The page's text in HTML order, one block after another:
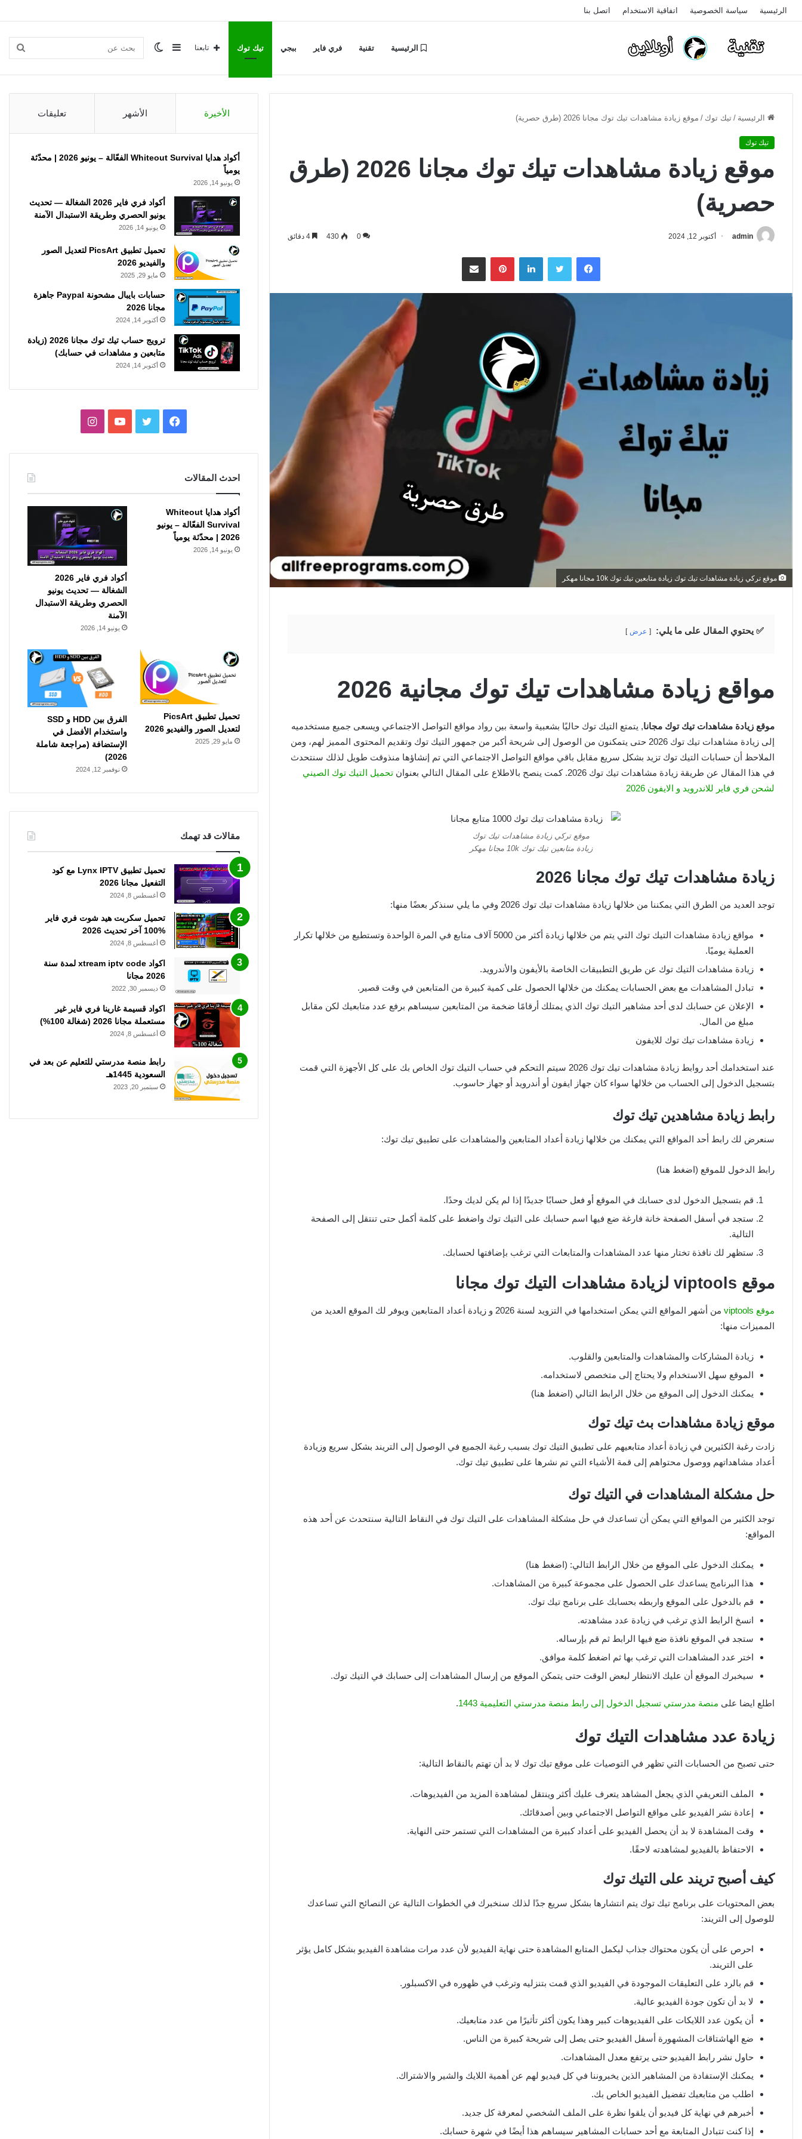
الرئيسية سياسة الخصوصية اتفاقية الاستخدام اتصل بنا
الرئيسية تقنية فري فاير ببجي تيك توك بحث الوضعإضافة
جانبي
تابعنا
الرئيسية / تيك توك / موقع زيادة مشاهدات تيك توك مجانا 2026 (طرق حصرية)
تيك توك
موقع زيادة مشاهدات تيك توك مجانا 2026 (طرق
حصرية)
admin أكتوبر 12, 2024 0
430
فيسبوك تويتر لينكدإن بينتيريستمشاركة عبر البريد
موقع تركي زيادة مشاهدات تيك توك زيادة متابعين تيك توك 10k مجانا مهكر
✅ يحتوي المقال على ما يلي: عرض
مواقع زيادة مشاهدات تيك توك مجانية 2026
موقع زيادة مشاهدات تيك توك مجانا, يتمتع التيك توك حاليًا بشعبية واسعة بين رواد مواقع التواصل الاجتماعي ويسعى جميع مستخدميه
إلى زيادة مشاهدات تيك توك 2026 حتى يتمكنون من الوصول إلى شريحة أكبر من جمهور التيك توك وتقديم المحتوى المميز لهم، ومن
الملاحظ أن حسابات التيك توك تزيد بشكل سريع مقابل باقي مواقع التواصل الاجتماعي التي تم إنشاؤها منذوقت طويل لذلك سنتحدث
في هذا المقال عن طريقة زيادة مشاهدات تيك توك 2026. كمت ينصح بالاطلاع على المقال التالي بعنوان
تحميل التيك توك الصيني
لشحن فري فاير للاندرويد و الايفون 2026
موقع تركي زيادة مشاهدات تيك توك
زيادة متابعين تيك توك 10k مجانا مهكر
زيادة مشاهدات تيك توك مجانا 2026
توجد العديد من الطرق التي يمكننا من خلالها زيادة مشاهدات تيك توك 2026 وفي ما يلي سنذكر بعضًا منها:
مواقع زيادة مشاهدات التيك توك التي يتم من خلالها زيادة أكثر من 5000 آلاف متابع في المرة الواحدة وتستطيع من خلالها تكرار
العملية يوميًا.
زيادة مشاهدات التيك توك عن طريق التطبيقات الخاصة بالأيفون والأندرويد.
تبادل المشاهدات مع بعض الحسابات يمكنك من خلالها الحصول على كمية كبيرة من المتابعين في وقت قصير.
الإعلان عن حسابك لدى أحد مشاهير التيك توك الذي يمتلك أرقامًا ضخمة من المتابعين سيساهم برفع عدد متابعيك لكن مقابل
مبلغ من المال.
زيادة مشاهدات تيك توك للايفون
عند استخدامك أحد روابط زيادة مشاهدات تيك توك 2026 سيتم التحكم في حساب التيك توك الخاص بك على كل الأجهزة التي قمت
بتسجيل الدخول إلى الحساب من خلالها سواء كان جهاز ايفون أو أندرويد أو جهاز حاسوب.
رابط زيادة مشاهدين تيك توك
سنعرض لك رابط أحد المواقع التي يمكنك من خلالها زيادة أعداد المتابعين والمشاهدات على تطبيق تيك توك:
رابط الدخول للموقع (اضغط هنا)
قم بتسجيل الدخول لدى حسابك في الموقع أو فعل حسابًا جديدًا إذا لم يكن لديك وحدًا.
ستجد في أسفل الصفحة خانة فارغة ضع فيها اسم حسابك على التيك توك واضغط على كلمة أكمل حتى تنتقل إلى الصفحة
التالية.
ستظهر لك نافذة تختار منها عدد المشاهدات والمتابعات التي ترغب بإضافتها لحسابك.
موقع viptools لزيادة مشاهدات التيك توك مجانا
موقع viptools
من أشهر المواقع التي يمكن استخدامها في التزويد لسنة 2026 و زيادة أعداد المتابعين ويوفر لك الموقع العديد من
المميزات منها:
زيادة المشاركات والمشاهدات والمتابعين والقلوب.
الموقع سهل الاستخدام ولا يحتاج إلى متخصص لاستخدامه.
يمكنك الدخول إلى الموقع من خلال الرابط التالي (اضغط هنا)
موقع زيادة مشاهدات بث تيك توك
زادت رغبة الكثيرين في زيادة أعداد متابعيهم على تطبيق التيك توك بسبب رغبة الجميع في الوصول إلى التريند بشكل سريع وزيادة
أعداد مشاهداتهم ووصول محتواهم إلى قمة الأشياء التي تم نشرها على تطبيق تيك توك.
حل مشكلة المشاهدات في التيك توك
توجد الكثير من المواقع التي يمكن أن تساعدك في حل مشكلة المشاهدات على التيك توك في النقاط التالية سنتحدث عن أحد هذه
المواقع:
يمكنك الدخول على الموقع من خلال الرابط التالي: (اضغط هنا)
هذا البرنامج يساعدك على الحصول على مجموعة كبيرة من المشاهدات.
قم بالدخول على الموقع واربطه بحسابك على برنامج تيك توك.
انسخ الرابط الذي ترغب في زيادة عدد مشاهدته.
ستجد في الموقع نافذة ضع فيها الرابط ثم قم بإرساله.
اختر عدد المشاهدات التي ترغب بها ثم اضغط كلمة موافق.
سيخبرك الموقع أن عليك الانتظار لبعض الوقت حتى يتمكن الموقع من إرسال المشاهدات إلى حسابك في التيك توك.
اطلع ايضا على منصة مدرستي تسجيل الدخول إلى رابط منصة مدرستي التعليمية 1443 .
زيادة عدد مشاهدات التيك توك
حتى تصبح من الحسابات التي تظهر في التوصيات على موقع تيك توك لا بد أن تهتم بالنقاط التالية:
الملف التعريفي الذي يجعل المشاهد يتعرف عليك أكثر وينتقل لمشاهدة المزيد من الفيديوهات.
إعادة نشر الفيديو على مواقع التواصل الاجتماعي وبين أصدقائك.
وقت المشاهدة لا بد أن يحصل الفيديو على أعداد كبيرة من المشاهدات التي تستمر حتى النهاية.
الاحتفاظ بالفيديو لمشاهدته لاحقًا.
كيف أصبح تريند على التيك توك
بعض المحتويات على برنامج تيك توك يتم انتشارها بشكل سريع جدًا لذلك سنخبرك في الخطوات التالية عن النصائح التي تساعدك
للوصول إلى التريند:
احرص على أن يكون محتواك جذاب ليكمل المتابع المشاهدة حتى نهاية الفيديو لأن عدد مرات مشاهدة الفيديو بشكل كامل يؤثر
على التريند.
قم بالرد على التعليقات الموجودة في الفيديو الذي قمت بتنزليه وترغب في ظهوره في الاكسبلور.
لا بد أن تكون جودة الفيديو عالية.
أن يكون عدد اللايكات على الفيديوهات كبير وهذا يكون أكثر تأثيرًا من عدد متابعيك.
ضع الهاشتاقات المشهورة أسفل الفيديو حتى يصل إلى شريحة كبيرة من الناس.
حاول نشر رابط الفيديو حتى يرتفع معدل المشاهدات.
يمكنك الإستفادة من المشاهير الذين يخبروننا في كل فيديو لهم عن أهمية اللايك والشير والاشتراك.
اطلب من متابعيك تفضيل الفيديو الخاص بك.
أخبرهم في نهاية كل فيديو أن يلقوا نظرة على الملف الشخصي لمعرفة كل جديد.
إذا كنت تتبادل المتابعة مع أحد حسابات المشاهير سيساهم هذا أيضًا في شهرة حسابك.
الأخيرة الأشهر تعليقات
أكواد هدايا Whiteout Survival الفعّالة – يونيو 2026 | محدّثة
يومياً
يونيو 14, 2026
أكواد فري فاير 2026 الشغالة — تحديث
يونيو الحصري وطريقة الاستبدال الآمنة
يونيو 14, 2026
تحميل تطبيق PicsArt لتعديل الصور
والفيديو 2026
مايو 29, 2025
حسابات بايبال مشحونة Paypal جاهزة
مجانا 2026
أكتوبر 14, 2024
ترويج حساب تيك توك مجانا 2026 (زيادة
متابعين و مشاهدات في حسابك)
أكتوبر 14, 2024
فيسبوكتويتر يوتيوبانستقرام
احدث المقالات
أكواد هدايا Whiteout
Survival الفعّالة – يونيو
2026 | محدّثة يومياً
يونيو 14, 2026
أكواد فري فاير 2026
الشغالة — تحديث يونيو
الحصري وطريقة الاستبدال
الآمنة
يونيو 14, 2026
تحميل تطبيق PicsArt
لتعديل الصور والفيديو 2026
مايو 29, 2025
الفرق بين HDD و SSD
واستخدام الأفضل في
الإستضافة (مراجعة شاملة
2026)
نوفمبر 12, 2024
مقالات قد تهمك
تحميل تطبيق Lynx IPTV مع كود
التفعيل مجانا 2026
أغسطس 8, 2024
تحميل سكربت هيد شوت فري فاير
%100 آخر تحديث 2026
أغسطس 8, 2024
اكواد xtream iptv code لمدة سنة
2026 مجانا
ديسمبر 30, 2022
اكواد قسيمة غارينا فري فاير غير
مستعملة مجانا 2026 (شغالة 100%)
أغسطس 8, 2024
رابط منصة مدرستي للتعليم عن بعد في
السعودية 1445هـ
سبتمبر 20, 2023